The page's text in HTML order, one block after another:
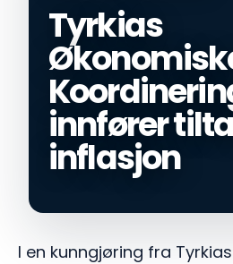
Tyrkias
innfører
inflasjon
I en kunngjøring fra